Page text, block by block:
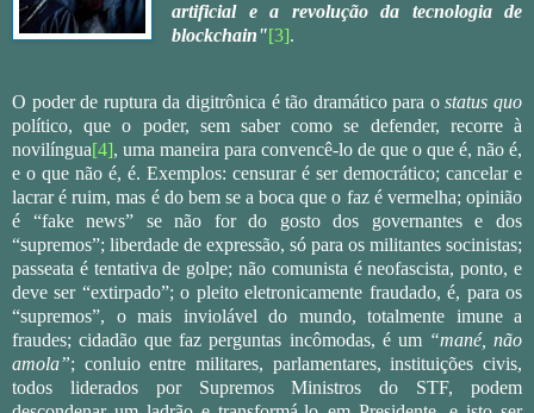
artificial e a revolução da tecnologia de
blockchain"[3].
O poder de ruptura da digitrônica é tão dramático para ostatus quo
político, que o poder, sem saber como se defender, recorre à
novilíngua[4], uma maneira para convencê-lo de que o que é, não é,
e o que não é, é. Exemplos: censurar é ser democrático; cancelar e
lacrar é ruim, mas é do bem se a boca que o faz é vermelha; opinião
é “fake news” se não for do gosto dos governantes e dos
“supremos”; liberdade de expressão, só para os militantes socinistas;
passeata é tentativa de golpe; não comunista é neofascista, ponto, e
deve ser “extirpado”; o pleito eletronicamente fraudado, é, para os
“supremos”, o mais inviolável do mundo, totalmente imune a
fraudes; cidadão que faz perguntas incômodas, é um “mané, não
amola”; conluio entre militares, parlamentares, instituições civis,
todos liderados por Supremos Ministros do STF, podem